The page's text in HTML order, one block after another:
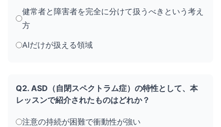
健常者と障害者を完全に分けて扱うべきという考え
方
AIだけが扱える領域
Q2. ASD（自閉スペクトラム症）の特性として、本
レッスンで紹介されたものはどれか？
注意の持続が困難で衝動性が強い